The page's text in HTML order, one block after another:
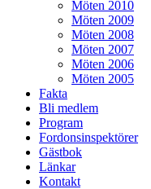
Möten 2010
Möten 2009
Möten 2008
Möten 2007
Möten 2006
Möten 2005
Fakta
Bli medlem
Program
Fordonsinspektörer
Gästbok
Länkar
Kontakt